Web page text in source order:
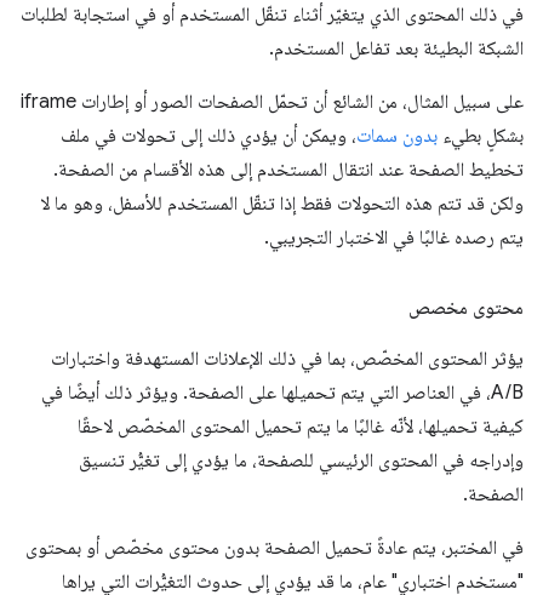
في ذلك المحتوى الذي يتغيّر أثناء تنقّل المستخدم أو في استجابة لطلبات
الشبكة البطيئة بعد تفاعل المستخدم.
على سبيل المثال، من الشائع أن تحمّل الصفحات الصور أو إطارات iframe
بشكلٍ بطيء بدون سمات، ويمكن أن يؤدي ذلك إلى تحولات في ملف
تخطيط الصفحة عند انتقال المستخدم إلى هذه الأقسام من الصفحة.
ولكن قد تتم هذه التحولات فقط إذا تنقّل المستخدم للأسفل، وهو ما لا
يتم رصده غالبًا في الاختبار التجريبي.
محتوى مخصص
يؤثر المحتوى المخصّص، بما في ذلك الإعلانات المستهدفة واختبارات
A/B، في العناصر التي يتم تحميلها على الصفحة. ويؤثر ذلك أيضًا في
كيفية تحميلها، لأنّه غالبًا ما يتم تحميل المحتوى المخصّص لاحقًا
وإدراجه في المحتوى الرئيسي للصفحة، ما يؤدي إلى تغيُّر تنسيق
الصفحة.
في المختبر، يتم عادةً تحميل الصفحة بدون محتوى مخصّص أو بمحتوى
"مستخدم اختباري" عام، ما قد يؤدي إلى حدوث التغيُّرات التي يراها